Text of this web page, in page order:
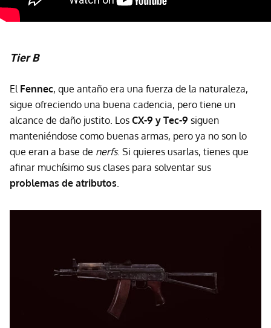
Tier B
El Fennec, que antaño era una fuerza de la naturaleza,
sigue ofreciendo una buena cadencia, pero tiene un
alcance de daño justito. Los CX-9 y Tec-9 siguen
manteniéndose como buenas armas, pero ya no son lo
que eran a base de nerfs. Si quieres usarlas, tienes que
afinar muchísimo sus clases para solventar sus
problemas de atributos